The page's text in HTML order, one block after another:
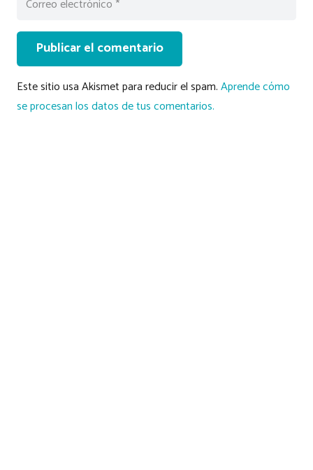
Publicar el comentario
Este sitio usa Akismet para reducir el spam.Aprende cómo
se procesan los datos de tus comentarios.